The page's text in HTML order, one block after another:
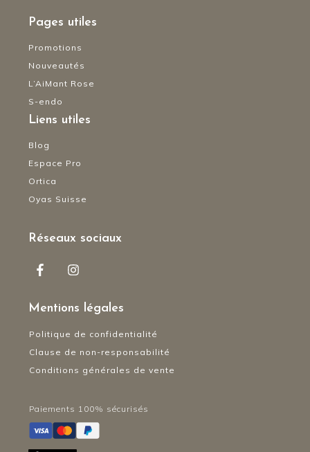
Pages utiles
Promotions
Nouveautés
L’AiMant Rose
S-endo
Liens utiles
Blog
Espace Pro
Ortica
Oyas Suisse
Réseaux sociaux
Mentions légales
Politique de confidentialité
Clause de non-responsabilité
Conditions générales de vente
Paiements 100% sécurisés